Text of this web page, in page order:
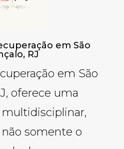
em São
RJ
em São
oferece uma
somente o